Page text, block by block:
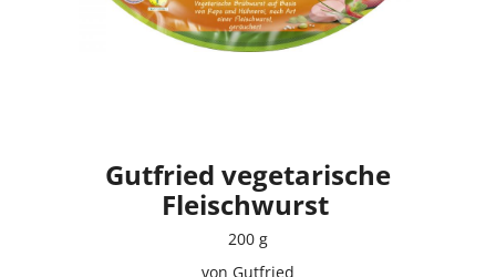
Gutfried vegetarische
Fleischwurst
200 g
von Gutfried